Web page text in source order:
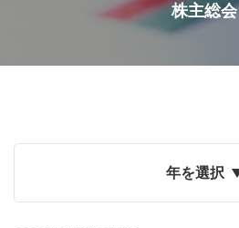
株主総会
年を選択